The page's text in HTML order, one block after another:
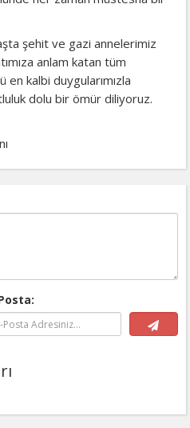
şehit ve gazi annelerimiz
anlam katan tüm
en kalbi duygularımızla
dolu bir ömür diliyoruz.